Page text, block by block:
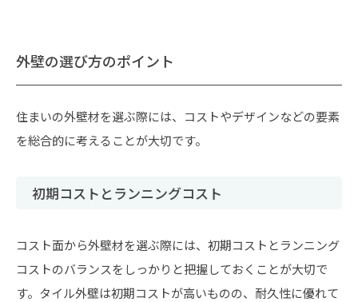
外壁の選び方のポイント
住まいの外壁材を選ぶ際には、コストやデザインなどの要素
を総合的に考えることが大切です。
初期コストとランニングコスト
コスト面から外壁材を選ぶ際には、初期コストとランニング
コストのバランスをしっかりと把握しておくことが大切で
す。タイル外壁は初期コストが高いものの、耐久性に優れて